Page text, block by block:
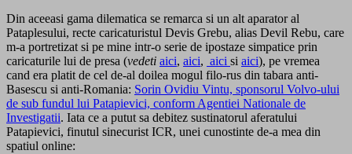
Din aceeasi gama dilematica se remarca si un alt aparator al
Pataplesului, recte caricaturistul Devis Grebu, alias Devil Rebu, care
m-a portretizat si pe mine intr-o serie de ipostaze simpatice prin
caricaturile lui de presa (vedeti aici, aici, aici si aici), pe vremea
cand era platit de cel de-al doilea mogul filo-rus din tabara anti-
Basescu si anti-Romania: Sorin Ovidiu Vintu, sponsorul Volvo-ului
de sub fundul lui Patapievici, conform Agentiei Nationale de
Investigatii. Iata ce a putut sa debitez sustinatorul aferatului
Patapievici, finutul sinecurist ICR, unei cunostinte de-a mea din
spatiul online: